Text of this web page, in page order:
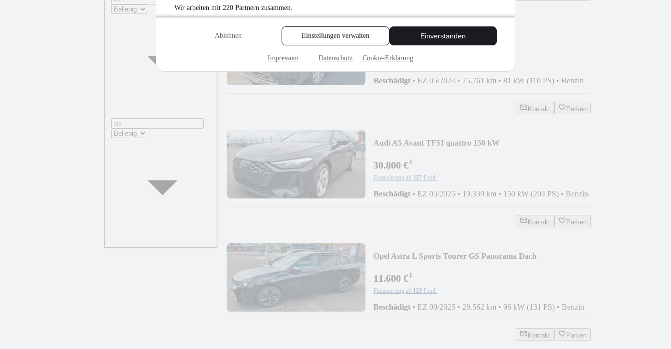
Wir arbeiten mit 220 Partnern zusammen.
Ablehnen Einstellungen verwalten Einverstanden
Impressum Datenschutz Cookie-Erklärung
NEUOpel Astra L Sports Tourer Edition
¹
Finanzierung ab
Beschädigt • EZ 05/2024 • 75.761 km • 81 kW (110 PS) • Benzin
Kontakt Parken
Audi A5 Avant TFSI quattro 150 kW
30.800 €¹
Finanzierung ab 327 € mtl.
Beschädigt • EZ 03/2025 • 19.339 km • 150 kW (204 PS) • Benzin
Kontakt Parken
Opel Astra L Sports Tourer GS Panorama Dach
11.600 €¹
Finanzierung ab 123 € mtl.
Beschädigt • EZ 09/2025 • 28.562 km • 96 kW (131 PS) • Benzin
Kontakt Parken